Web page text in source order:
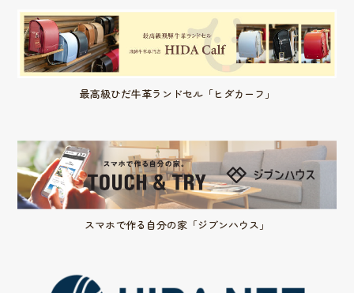
最高級ひだ牛革ランドセル「ヒダカーフ」
スマホで作る自分の家「ジブンハウス」